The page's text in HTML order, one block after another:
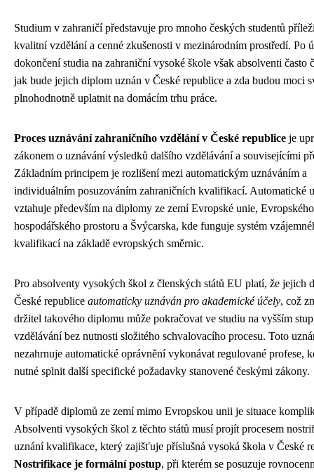
Studium v zahraničí představuje pro mnoho českých studentů
kvalitní vzdělání a cenné zkušenosti v mezinárodním prostředí. Po
dokončení studia na zahraniční vysoké škole však absolventi často
jak bude jejich diplom uznán v České republice a zda budou moci
plnohodnotně uplatnit na domácím trhu práce.
Proces uznávání zahraničního vzdělání v České republice je
zákonem o uznávání výsledků dalšího vzdělávání a souvisejícími
Základním principem je rozlišení mezi automatickým uznáváním a
individuálním posuzováním zahraničních kvalifikací. Automatické
vztahuje především na diplomy ze zemí Evropské unie, Evropského
hospodářského prostoru a Švýcarska, kde funguje systém
kvalifikací na základě evropských směrnic.
Pro absolventy vysokých škol z členských států EU platí, že jejich
České republice automaticky uznáván pro akademické účely, což
držitel takového diplomu může pokračovat ve studiu na vyšším
vzdělávání bez nutnosti složitého schvalovacího procesu. Toto
nezahrnuje automatické oprávnění vykonávat regulované profese,
nutné splnit další specifické požadavky stanovené českými zákony.
V případě diplomů ze zemí mimo Evropskou unii je situace
Absolventi vysokých škol z těchto států musí projít procesem
uznání kvalifikace, který zajišťuje příslušná vysoká škola v České
Nostrifikace je formální postup, při kterém se posuzuje